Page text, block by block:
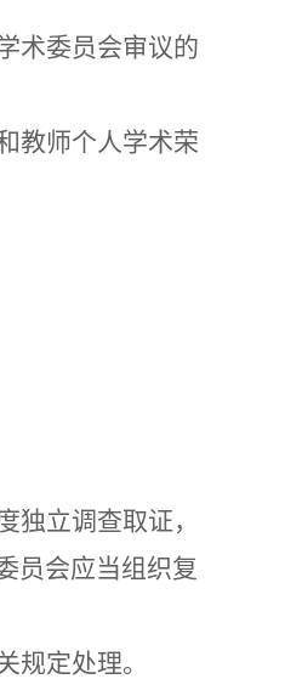
术委员会审议的
教师个人学术荣
独立调查取证，
员会应当组织复
规定处理。